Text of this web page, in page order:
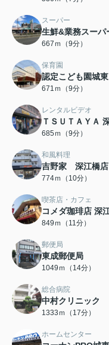
スーパー
生鮮&業務スーパ
667ｍ（9分）
保育園
認定こども園城
671ｍ（9分）
レンタルビデオ
ＴＳＵＴＡＹＡ
685ｍ（9分）
和風料理
吉野家 深江橋店
774ｍ（10分）
喫茶店・カフェ
コメダ珈琲店 深
849ｍ（11分）
郵便局
東成郵便局
1049ｍ（14分）
総合病院
中村クリニック
1333ｍ（17分）
ホームセンター